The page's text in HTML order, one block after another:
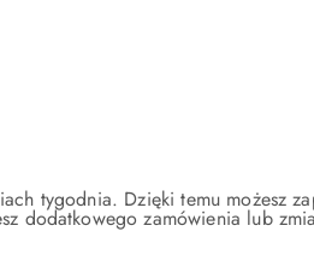
tygodnia. Dzięki temu możesz
dodatkowego zamówienia lub